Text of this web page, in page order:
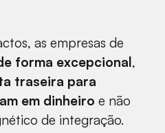
as empresas de
forma excepcional,
traseira para
em dinheiro e não
de integração.